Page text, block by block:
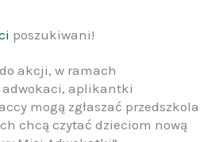
poszukiwani!
akcji, w ramach
aplikantki
mogą zgłaszać przedszkola
chcą czytać dzieciom nową